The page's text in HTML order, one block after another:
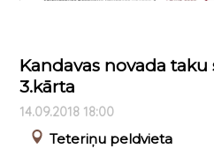
Kandavas novada taku
3.kārta
14.09.2018 18:00
Teteriņu peldvieta